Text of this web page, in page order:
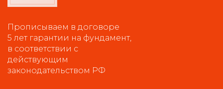
Прописываем в договоре
5 лет гарантии на фундамент,
в соответствии с
действующим
законодательством РФ